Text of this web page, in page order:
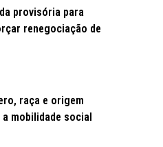
provisória para
renegociação de
raça e origem
mobilidade social